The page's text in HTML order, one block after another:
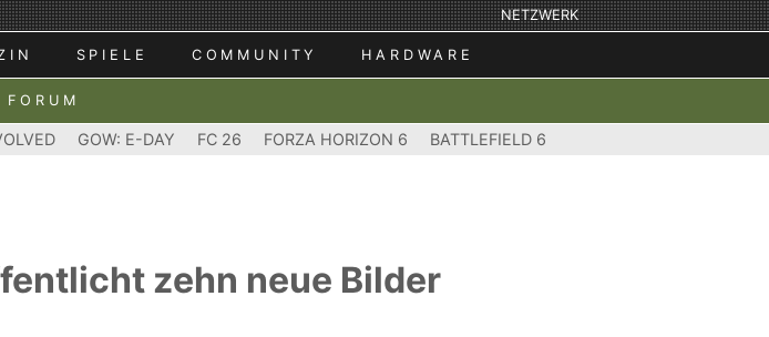
NETZWERK
SPIELE COMMUNITY HARDWARE
FORUM
GOW: E-DAY FC 26 FORZA HORIZON 6 BATTLEFIELD 6
zehn neue Bilder